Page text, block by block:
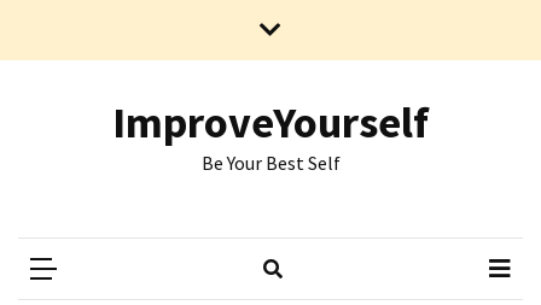
Begini
Cara
ImproveYourself
Be Your Best Self